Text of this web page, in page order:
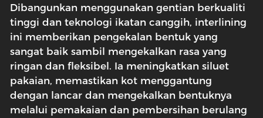
Dibangunkan menggunakan gentian berkualiti
tinggi dan teknologi ikatan canggih, interlining
ini memberikan pengekalan bentuk yang
sangat baik sambil mengekalkan rasa yang
ringan dan fleksibel. Ia meningkatkan siluet
pakaian, memastikan kot menggantung
dengan lancar dan mengekalkan bentuknya
melalui pemakaian dan pembersihan berulang